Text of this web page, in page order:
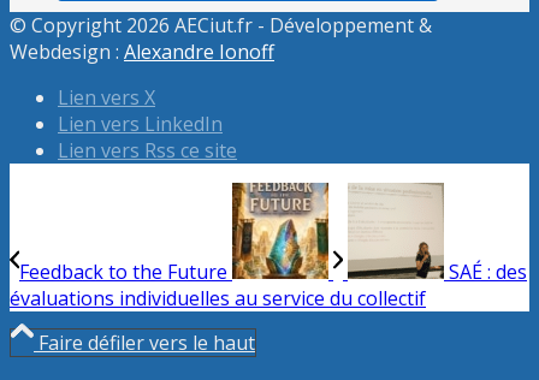
© Copyright 2026 AECiut.fr - Développement &
Webdesign : Alexandre Ionoff
Lien vers X
Lien vers LinkedIn
Lien vers Rss ce site
Feedback to the Future
SAÉ : des
évaluations individuelles au service du collectif
Faire défiler vers le haut